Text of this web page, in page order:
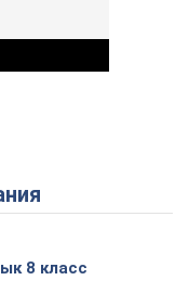
Video
8 класс